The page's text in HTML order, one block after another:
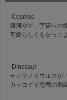
-Cosmos-
銀河や星、宇宙への
可愛らしくもかっこ
-Dinosaur-
ティラノサウルスが
カッコイイ恐竜の刺